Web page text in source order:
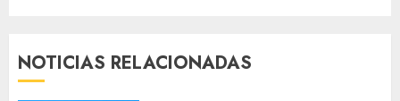
NOTICIAS RELACIONADAS